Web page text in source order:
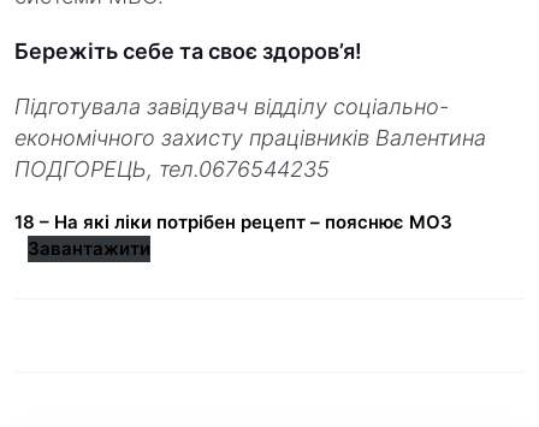
Бережіть себе та своє здоров’я!
Підготувала завідувач відділу соціально-
економічного захисту працівників Валентина
ПОДГОРЕЦЬ, тел.0676544235
18 – На які ліки потрібен рецепт – пояснює МОЗ
Завантажити